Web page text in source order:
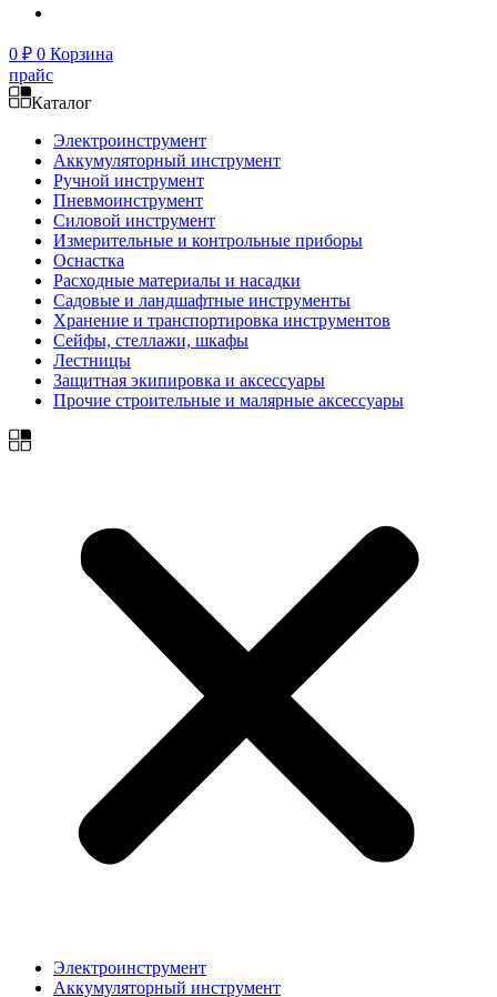
0 ₽ 0 Корзина
прайс
Каталог
Электроинструмент
Аккумуляторный инструмент
Ручной инструмент
Пневмоинструмент
Силовой инструмент
Измерительные и контрольные приборы
Оснастка
Расходные материалы и насадки
Садовые и ландшафтные инструменты
Хранение и транспортировка инструментов
Сейфы, стеллажи, шкафы
Лестницы
Защитная экипировка и аксессуары
Прочие строительные и малярные аксессуары
Электроинструмент
Аккумуляторный инструмент